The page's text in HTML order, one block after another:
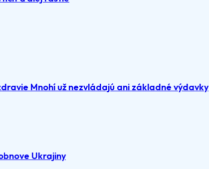
Mnohí už nezvládajú ani základné výdavky
Ukrajiny